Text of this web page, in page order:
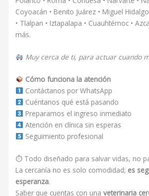
Coyoacán • Benito Juárez • Miguel
• Tlalpan • Iztapalapa • Cuauhtémoc •
más.
Muy cerca de ti, para actuar cuando
Cómo funciona la atención
Contáctanos por WhatsApp
Cuéntanos qué está pasando
Preparamos el ingreso inmediato
Atención en clínica sin esperas
Seguimiento profesional
⏱ Todo diseñado para salvar vidas, no
La cercanía no es solo comodidad; es
esperanza.
Saber que cuentas con unaveterinaria